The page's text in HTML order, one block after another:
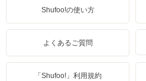
Shufoo!の使い方
よくあるご質問
「Shufoo!」利用規約